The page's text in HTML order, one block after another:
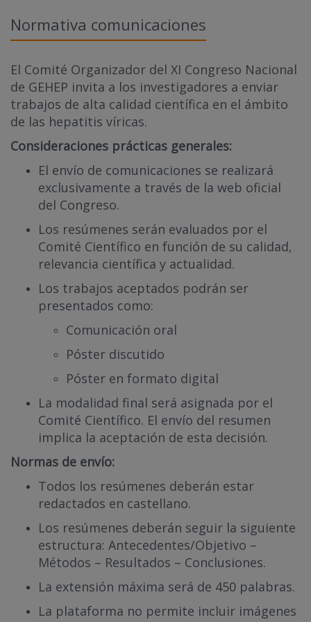
Normativa comunicaciones
El Comité Organizador del XI Congreso Nacional
de GEHEP invita a los investigadores a enviar
trabajos de alta calidad científica en el ámbito
de las hepatitis víricas.
Consideraciones prácticas generales:
El envío de comunicaciones se realizará
exclusivamente a través de la web oficial
del Congreso.
Los resúmenes serán evaluados por el
Comité Científico en función de su calidad,
relevancia científica y actualidad.
Los trabajos aceptados podrán ser
presentados como:
Comunicación oral
Póster discutido
Póster en formato digital
La modalidad final será asignada por el
Comité Científico. El envío del resumen
implica la aceptación de esta decisión.
Normas de envío:
Todos los resúmenes deberán estar
redactados en castellano.
Los resúmenes deberán seguir la siguiente
estructura: Antecedentes/Objetivo –
Métodos – Resultados – Conclusiones.
La extensión máxima será de 450 palabras.
La plataforma no permite incluir imágenes